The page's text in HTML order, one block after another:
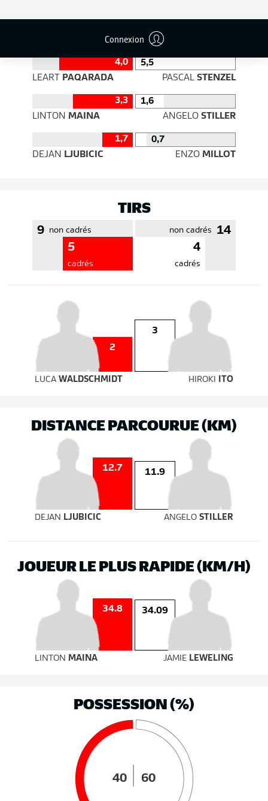
Connexion
EFFICACITÉ DES PASSES
4,0
5,5
LEART PAQARADA PASCALSTENZEL
3,3
1,6
LINTON MAINA ANGELOSTILLER
1,7
0,7
DEJAN LJUBICIC ENZOMILLOT
TIRS
9 non cadrés
5
cadrés
14
non cadrés
4
cadrés
2
3
LUCA WALDSCHMIDT HIROKI ITO
DISTANCE PARCOURUE (KM)
12.7 11.9
DEJAN LJUBICIC ANGELOSTILLER
JOUEUR LE PLUS RAPIDE (KM/H)
34.8 34.09
LINTON MAINA JAMIE LEWELING
POSSESSION (%)
40 60